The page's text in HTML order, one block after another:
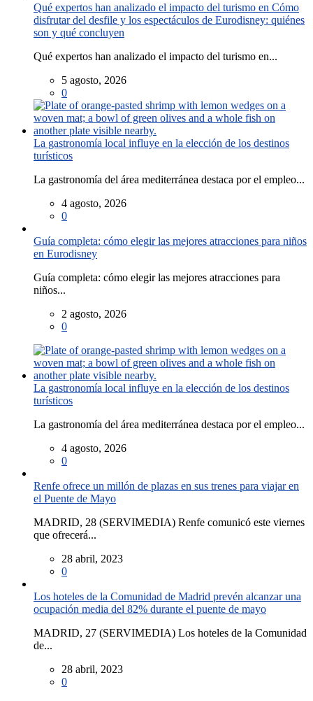
Qué expertos han analizado el impacto del turismo en Cómo
disfrutar del desfile y los espectáculos de Eurodisney: quiénes
son y qué concluyen
Qué expertos han analizado el impacto del turismo en...
5 agosto, 2026
0
La gastronomía local influye en la elección de los destinos
turísticos
La gastronomía del área mediterránea destaca por el empleo...
4 agosto, 2026
0
Guía completa: cómo elegir las mejores atracciones para niños
en Eurodisney
Guía completa: cómo elegir las mejores atracciones para
niños...
2 agosto, 2026
0
La gastronomía local influye en la elección de los destinos
turísticos
La gastronomía del área mediterránea destaca por el empleo...
4 agosto, 2026
0
Renfe ofrece un millón de plazas en sus trenes para viajar en
el Puente de Mayo
MADRID, 28 (SERVIMEDIA) Renfe comunicó este viernes
que ofrecerá...
28 abril, 2023
0
Los hoteles de la Comunidad de Madrid prevén alcanzar una
ocupación media del 82% durante el puente de mayo
MADRID, 27 (SERVIMEDIA) Los hoteles de la Comunidad
de...
28 abril, 2023
0